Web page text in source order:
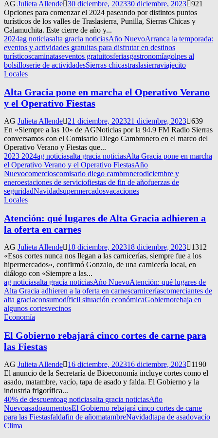
AG Julieta Allende 30 diciembre, 202330 diciembre, 2023 921
Opciones para comenzar el 2024 paseando por distintos puntos
turísticos de los valles de Traslasierra, Punilla, Sierras Chicas y
Calamuchita. Este cierre de año y...
2024ag noticiasalta gracia noticiasAño NuevoArranca la temporada:
eventos y actividades gratuitas para disfrutar en destinos
turísticoscaminataseventos gratuitosferiasgastronomíagolpes al
bolsilloserie de actividadesSierras chicastraslasierraviajecito
Locales
Alta Gracia pone en marcha el Operativo Verano
y el Operativo Fiestas
AG Julieta Allende 21 diciembre, 202321 diciembre, 2023 639
En «Siempre a las 10» de AGNoticias por la 94.9 FM Radio Sierras
conversamos con el Comisario Diego Cambronero en el marco del
Operativo Verano y Fiestas que...
2023 2024ag noticiasalta gracia noticiasAlta Gracia pone en marcha
el Operativo Verano y el Operativo FiestasAño
Nuevocomercioscomisario diego cambronerodiciembre y
eneroestaciones de serviciofiestas de fin de añofuerzas de
seguridadNavidadsupermercadosvacaciones
Locales
Atención: qué lugares de Alta Gracia adhieren a
la oferta en carnes
AG Julieta Allende 18 diciembre, 202318 diciembre, 2023
1312
«Esos cortes nunca nos llegan a las carnicerías, siempre fue a los
hipermercados», confirmó Gonzalo, de una carnicería local, en
diálogo con «Siempre a las...
ag noticiasalta gracia noticiasAño NuevoAtención: qué lugares de
Alta Gracia adhieren a la oferta en carnescarniceríascomerciantes de
alta graciaconsumodíficil situación económicaGobiernorebaja en
algunos cortesvecinos
Economía
El Gobierno rebajará cinco cortes de carne para
las Fiestas
AG Julieta Allende 16 diciembre, 202316 diciembre, 2023
1190
El anuncio de la Secretaría de Bioeconomía incluye cortes como el
asado, matambre, vacío, tapa de asado y falda. El Gobierno y la
industria frigorífica...
40% de descuentoag noticiasalta gracia noticiasAño
NuevoasadoaumentosEl Gobierno rebajará cinco cortes de carne
para las Fiestasfaldafin de añomatambreNavidadtapa de asadovacío
Clima